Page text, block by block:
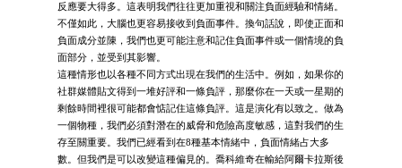
反應要大得多。這表明我們往往更加重視和關注負面經驗和情緒。
不僅如此，大腦也更容易接收到負面事件。換句話說，即使正面和
負面成分並陳，我們也更可能注意和記住負面事件或一個情境的負
面部分，並受到其影響。
這種情形也以各種不同方式出現在我們的生活中。例如，如果你的
社群媒體貼文得到一堆好評和一條負評，那麼你在一天或一星期的
剩餘時間裡很可能都會惦記住這條負評。這是演化有以致之。做為
一個物種，我們必須對潛在的威脅和危險高度敏感，這對我們的生
存至關重要。我們已經看到在8種基本情緒中，負面情緒占大多
數。但我們是可以改變這種偏見的。喬科維奇在輸給阿爾卡拉斯後